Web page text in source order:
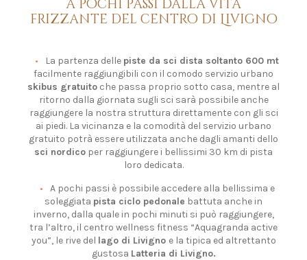
a pochi passi dalla vita
frizzante del centro di Livigno
La partenza delle piste da sci dista soltanto 600 mt
facilmente raggiungibili con il comodo servizio urbano
skibus gratuito che passa proprio sotto casa, mentre al
ritorno dalla giornata sugli sci sarà possibile anche
raggiungere la nostra struttura direttamente con gli sci
ai piedi. La vicinanza e la comodità del servizio urbano
gratuito potrà essere utilizzata anche dagli amanti dello
sci nordico per raggiungere i bellissimi 30 km di pista
loro dedicata.
A pochi passi è possibile accedere alla bellissima e
soleggiata pista ciclo pedonale battuta anche in
inverno, dalla quale in pochi minuti si può raggiungere,
tra l’altro, il centro wellness fitness “Aquagranda active
you”, le rive del lago di Livigno e la tipica ed altrettanto
gustosa Latteria di Livigno.